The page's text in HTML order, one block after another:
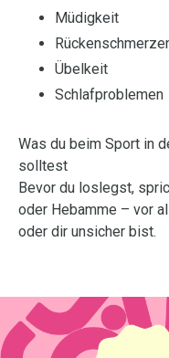
Müdigkeit
Übelkeit
Schlafproblemen
Was du beim Sport in
solltest
Bevor du loslegst,
oder Hebamme – vor
oder dir unsicher bist.